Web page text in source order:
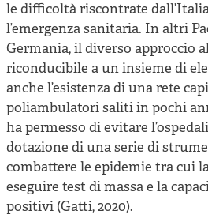
le difficoltà riscontrate
l’emergenza sanitaria. In altri
Germania, il diverso approccio
riconducibile a un insieme di
anche l’esistenza di una rete
poliambulatori saliti in pochi
ha permesso di evitare
dotazione di una serie di
combattere le epidemie tra cui
eseguire test di massa e la
positivi (Gatti, 2020).